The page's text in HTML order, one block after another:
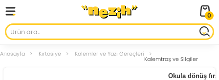
0
Anasayfa Kırtasiye Kalemler ve Yazı Gereçleri
Kalemtraş ve Silgiler
Okula dönüş